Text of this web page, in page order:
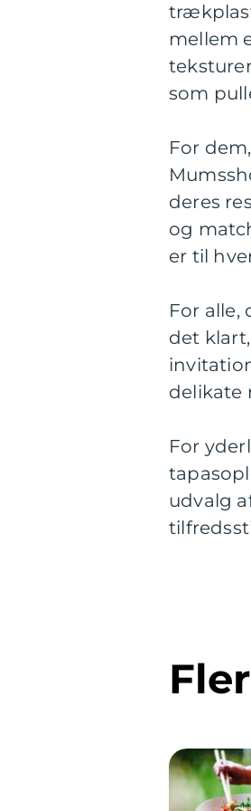
mellem
som
For
deres
og
er til
For alle,
det klart,
delikate
For
udvalg